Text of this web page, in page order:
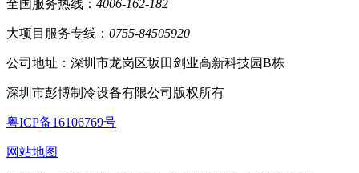
全国服务热线： 4006-162-182
大项目服务专线： 0755-84505920
公司地址：深圳市龙岗区坂田剑业高新科技园B栋
深圳市彭博制冷设备有限公司版权所有
粤ICP备16106769号
网站地图